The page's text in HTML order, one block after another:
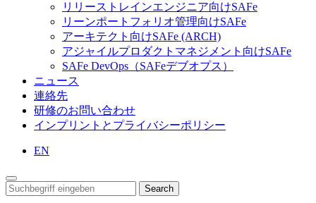
リリーストレインエンジニア向けSAFe
リーンポートフォリオ管理向けSAFe
アーキテクト向けSAFe (ARCH)
アジャイルプロダクトマネジメント向けSAFe
SAFe DevOps（SAFeデブオプス）
ニュース
連絡先
研修のお問い合わせ
インプリントとプライバシーポリシー
EN
Search